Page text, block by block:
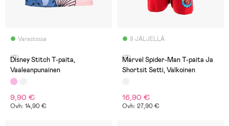
Varastossa
(0)
Disney Stitch T-paita,
Vaaleanpunainen
9,90 €
Ovh: 14,90 €
9 JÄLJELLÄ
(0)
Marvel Spider-Man T-paita Ja
Shortsit Setti, Valkoinen
16,90 €
Ovh: 27,90 €